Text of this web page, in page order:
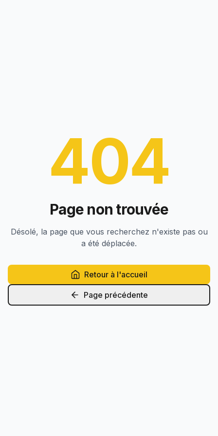
404
Page non trouvée
Désolé, la page que vous recherchez n'existe pas ou
a été déplacée.
Retour à l'accueil
Page précédente